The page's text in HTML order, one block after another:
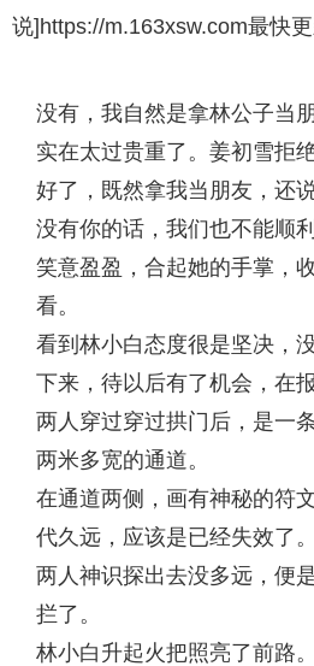
说]https://m.163xsw.com最快更
没有，我自然是拿林公子当
实在太过贵重了。姜初雪拒
好了，既然拿我当朋友，还
没有你的话，我们也不能顺
笑意盈盈，合起她的手掌，
看。
看到林小白态度很是坚决，
下来，待以后有了机会，在
两人穿过穿过拱门后，是一
两米多宽的通道。
在通道两侧，画有神秘的符
代久远，应该是已经失效了
两人神识探出去没多远，便
拦了。
林小白升起火把照亮了前路